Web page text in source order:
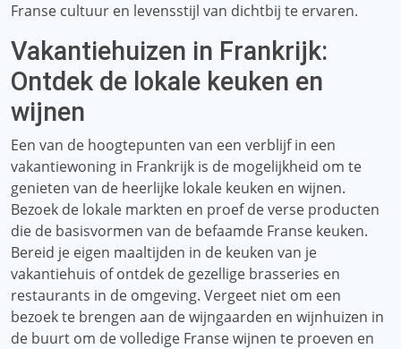
Franse cultuur en levensstijl van dichtbij te ervaren.
Vakantiehuizen in Frankrijk:
Ontdek de lokale keuken en
wijnen
Een van de hoogtepunten van een verblijf in een
vakantiewoning in Frankrijk is de mogelijkheid om te
genieten van de heerlijke lokale keuken en wijnen.
Bezoek de lokale markten en proef de verse producten
die de basisvormen van de befaamde Franse keuken.
Bereid je eigen maaltijden in de keuken van je
vakantiehuis of ontdek de gezellige brasseries en
restaurants in de omgeving. Vergeet niet om een ​​
bezoek te brengen aan de wijngaarden en wijnhuizen in
de buurt om de volledige Franse wijnen te proeven en